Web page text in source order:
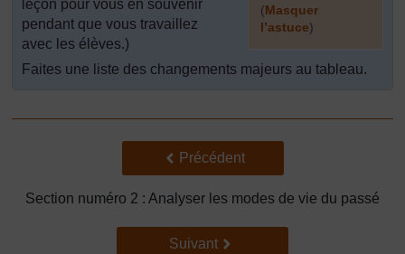
(Masquer
l’astuce)
leçon pour vous en souvenir
pendant que vous travaillez
avec les élèves.)
Faites une liste des changements majeurs au tableau.
Précédent
Précédent
Section numéro 2 : Analyser les modes de vie du passé
Suivant
Suivant